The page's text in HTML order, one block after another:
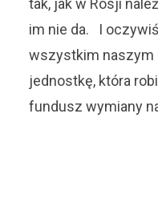
tak, jak w Rosji
im nie da. I
wszystkim naszym
jednostkę, która
fundusz wymiany